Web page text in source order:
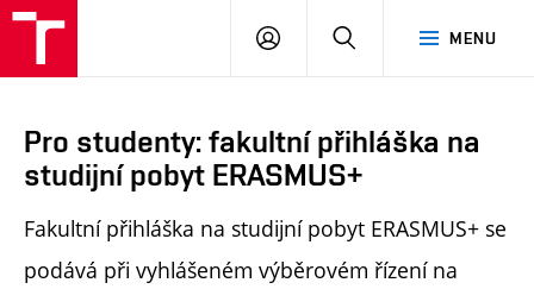
MENU
PŘIHLÁSIT
Pro studenty: fakultní přihláška na
studijní pobyt ERASMUS+
Fakultní přihláška na studijní pobyt ERASMUS+ se
podává při vyhlášeném výběrovém řízení na